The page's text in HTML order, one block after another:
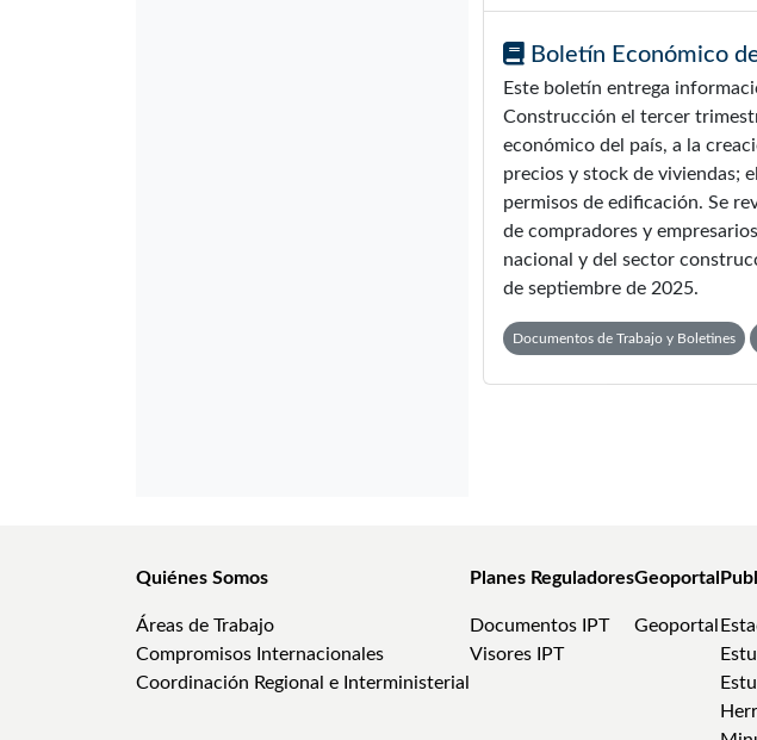
Boletín Económico
Este boletín entrega
Construcción el tercer
económico del país, a la
precios y stock de viviendas;
permisos de edificación. Se
de compradores y
nacional y del sector
de septiembre de 2025.
Documentos de Trabajo y Boletines
Quiénes Somos
Áreas de Trabajo
Compromisos Internacionales
Coordinación Regional e Interministerial
Planes Reguladores
Documentos IPT
Visores IPT
Geoportal
Geoportal